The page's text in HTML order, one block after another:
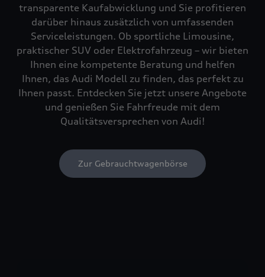
transparente Kaufabwicklung und Sie profitieren
darüber hinaus zusätzlich von umfassenden
Serviceleistungen. Ob sportliche Limousine,
praktischer SUV oder Elektrofahrzeug – wir bieten
Ihnen eine kompetente Beratung und helfen
Ihnen, das Audi Modell zu finden, das perfekt zu
Ihnen passt. Entdecken Sie jetzt unsere Angebote
und genießen Sie Fahrfreude mit dem
Qualitätsversprechen von Audi!
Zur Gebrauchtwagenbörse